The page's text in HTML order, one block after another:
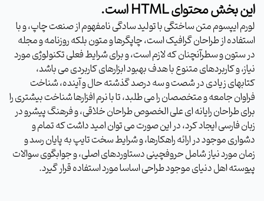
این بخش محتوای HTML است.
لورم ایپسوم متن ساختگی با تولید سادگی نامفهوم از صنعت چاپ، و با
استفاده از طراحان گرافیک است، چاپگرها و متون بلکه روزنامه و مجله
در ستون و سطرآنچنان که لازم است، و برای شرایط فعلی تکنولوژی مورد
نیاز، و کاربردهای متنوع با هدف بهبود ابزارهای کاربردی می باشد،
کتابهای زیادی در شصت و سه درصد گذشته حال و آینده، شناخت
فراوان جامعه و متخصصان را می طلبد، تا با نرم افزارها شناخت بیشتری را
برای طراحان رایانه ای علی الخصوص طراحان خلاقی، و فرهنگ پیشرو در
زبان فارسی ایجاد کرد، در این صورت می توان امید داشت که تمام و
دشواری موجود در ارائه راهکارها، و شرایط سخت تایپ به پایان رسد و
زمان مورد نیاز شامل حروفچینی دستاوردهای اصلی، و جوابگوی سوالات
پیوسته اهل دنیای موجود طراحی اساسا مورد استفاده قرار گیرد.